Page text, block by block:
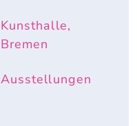
Kunsthalle,
Bremen
Ausstellungen